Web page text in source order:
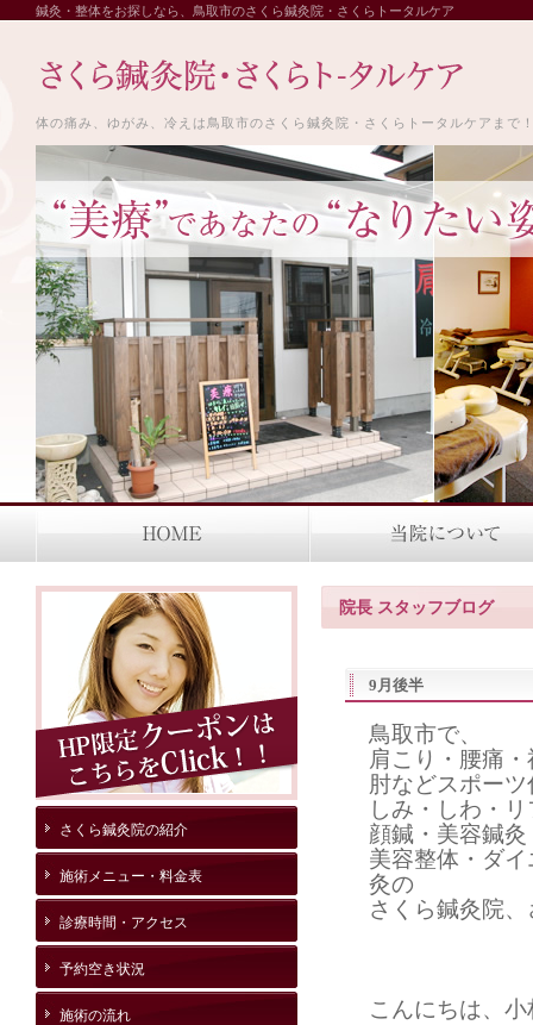
鍼灸・整体をお探しなら、鳥取市のさくら鍼灸院・さくらトータルケア
体の痛み、ゆがみ、冷えは鳥取市のさくら鍼灸院・さくらトータルケアまで
院長 スタッフブログ
9月後半
鳥取市で、
肩こり・腰痛
肘などスポー
しみ・しわ・
顔鍼・美容鍼
美容整体・ダ
灸の
さくら鍼灸院
こんにちは、
さくら鍼灸院の紹介
施術メニュー・料金表
診療時間・アクセス
予約空き状況
施術の流れ